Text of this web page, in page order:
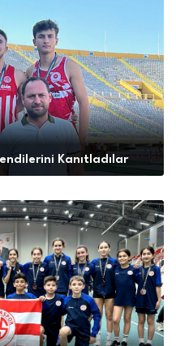
Kanıtladılar